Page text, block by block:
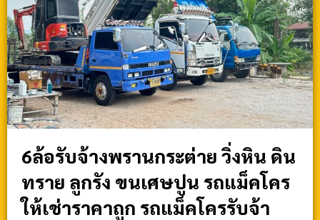
6ล้อรับจ้างพรานกระต่าย วิ่งหิน ดิน
ทราย ลูกรัง ขนเศษปูน รถแม็คโคร
ให้เช่าราคาถูก รถแม็คโครรับจ้า